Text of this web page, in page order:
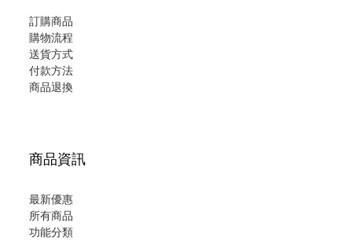
訂購商品
購物流程
送貨方式
付款方法
商品退換
商品資訊
最新優惠
所有商品
功能分類